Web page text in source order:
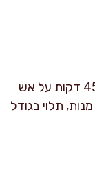
זמן הכנה: כ-20 דקות. זמן בישול: כ-35–45 דקות על אש
בינונית-נמוכה. רמת קושי: קל. כמות: 6–8 מנות, תלוי בגודל